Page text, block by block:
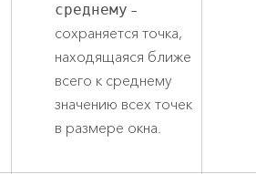
среднему –
сохраняется точка,
находящаяся ближе
всего к среднему
значению всех точек
в размере окна.